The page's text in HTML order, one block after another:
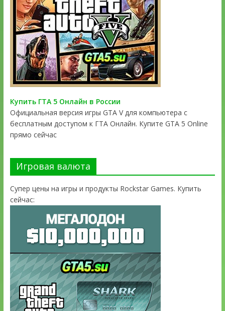
Купить ГТА 5 Онлайн в России
Официальная версия игры GTA V для компьютера с
бесплатным доступом к ГТА Онлайн. Купите GTA 5 Online
прямо сейчас
Игровая валюта
Супер цены на игры и продукты Rockstar Games. Купить
сейчас: